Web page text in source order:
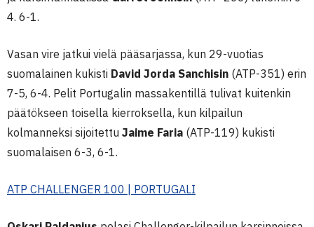
4. 6-1.
Vasan vire jatkui vielä pääsarjassa, kun 29-vuotias
suomalainen kukisti David Jorda Sanchisin (ATP-351) erin
7-5, 6-4. Pelit Portugalin massakentillä tulivat kuitenkin
päätökseen toisella kierroksella, kun kilpailun
kolmanneksi sijoitettu Jaime Faria (ATP-119) kukisti
suomalaisen 6-3, 6-1.
ATP CHALLENGER 100 | PORTUGALI